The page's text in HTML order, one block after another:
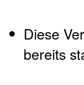
Diese
bereits